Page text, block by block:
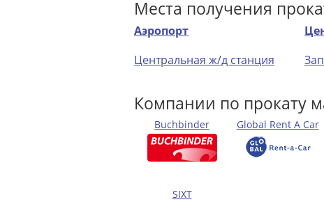
Места получения
Аэропорт
Центральная ж/д станция
Компании по прокату
Buchbinder Global Rent A Car
SIXT